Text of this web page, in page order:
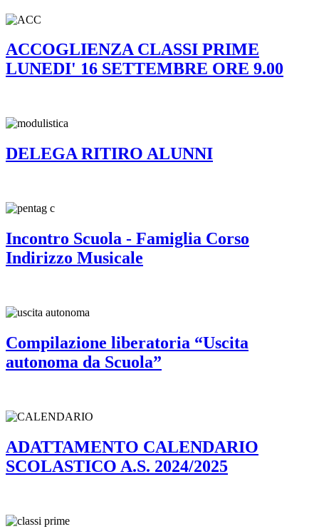
ACCOGLIENZA CLASSI PRIME
LUNEDI' 16 SETTEMBRE ORE 9.00
DELEGA RITIRO ALUNNI
Incontro Scuola - Famiglia Corso
Indirizzo Musicale
Compilazione liberatoria “Uscita
autonoma da Scuola”
ADATTAMENTO CALENDARIO
SCOLASTICO A.S. 2024/2025